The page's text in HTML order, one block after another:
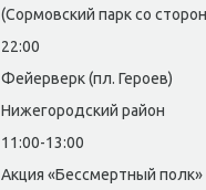
(Сормовский парк со
22:00
Фейерверк (пл. Героев)
Нижегородский район
11:00-13:00
Акция «Бессмертный